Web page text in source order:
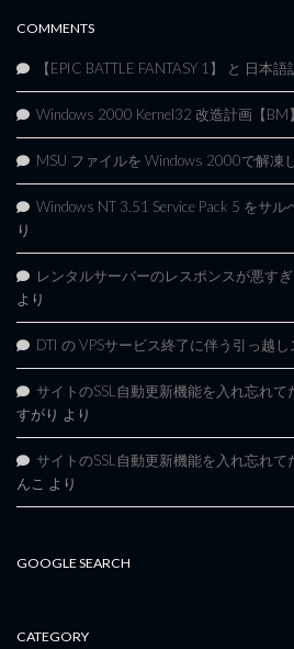
COMMENTS
【EPIC BATTLE FANTASY 1】 と 日本語
Windows 2000 Kernel32 改造計画【BM】
MSU ファイルを Windows 2000で解凍
Windows NT 3.51 Service Pack 5 をサル
り
レンタルサーバーのレスポンスが悪す
より
DTI の VPSサービス終了に伴う引っ越
サイトのSSL自動更新機能を入れ忘れて
すがり より
サイトのSSL自動更新機能を入れ忘れて
んこ より
GOOGLE SEARCH
CATEGORY